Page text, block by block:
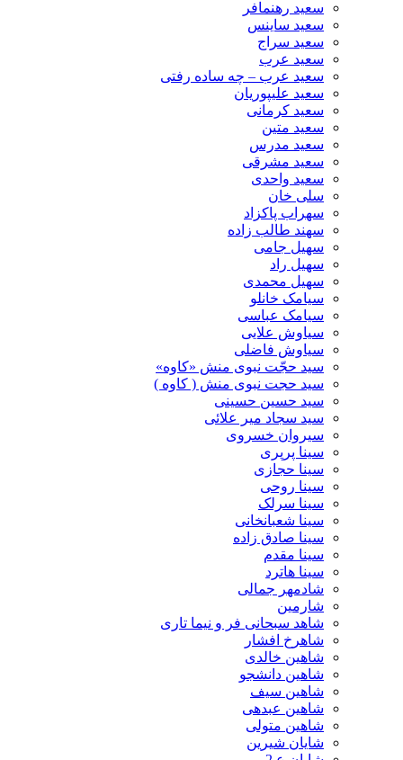
سعید رهنمافر
سعید ساینس
سعید سراج
سعید عرب
سعید عرب – چه ساده رفتی
سعید علیپوریان
سعید کرمانی
سعید متین
سعید مدرس
سعید مشرقی
سعید واحدی
سلی خان
سهراب پاکزاد
سهند طالب زاده
سهیل جامی
سهیل راد
سهیل محمدی
سیامک خانلو
سیامک عباسی
سیاوش علایی
سیاوش فاضلی
سید حجّت نبوی منش «کاوه»
سید حجت نبوی منش ( کاوه )
سید حسین حسینى
سید سجاد میر علائی
سیروان خسروی
سینا پرپری
سینا حجازی
سینا روحی
سینا سرلک
سینا شعبانخانی
سینا صادق زاده
سینا مقدم
سینا هاترد
شادمهر جمالی
شارمین
شاهد سبحانی فر و نیما تاری
شاهرخ افشار
شاهین خالدی
شاهین دانشجو
شاهین سیف
شاهین عبدهی
شاهین متولی
شایان شیرین